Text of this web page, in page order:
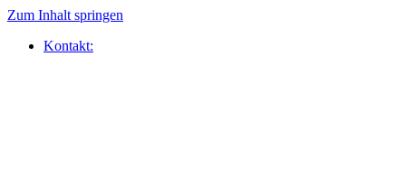
Zum Inhalt springen
Kontakt: